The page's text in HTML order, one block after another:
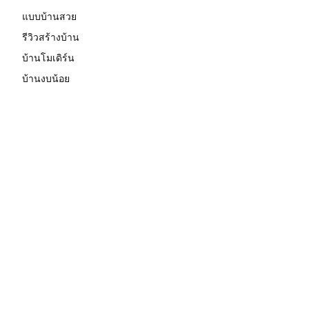
แบบบ้านสวย
รีวิวสร้างบ้าน
บ้านโมเดิร์น
บ้านงบน้อย